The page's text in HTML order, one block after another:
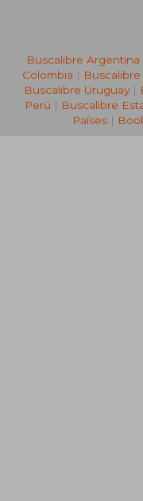
Buscalibre Argentina
Colombia |
Buscalibre Uruguay|
Perú | Buscalibre
Países |